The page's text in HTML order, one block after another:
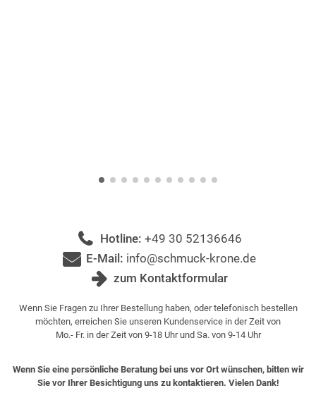
Hotline: +49 30 52136646
E-Mail: info@schmuck-krone.de
zum Kontaktformular
Wenn Sie Fragen zu Ihrer Bestellung haben, oder telefonisch bestellen
möchten, erreichen Sie unseren Kundenservice in der Zeit von
Mo.- Fr. in der Zeit von 9-18 Uhr und Sa. von 9-14 Uhr
Wenn Sie eine persönliche Beratung bei uns vor Ort wünschen, bitten wir
Sie vor Ihrer Besichtigung uns zu kontaktieren. Vielen Dank!